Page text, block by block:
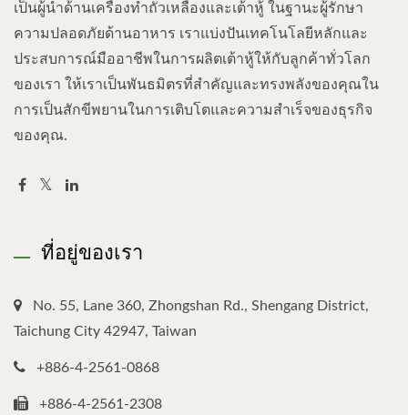
เป็นผู้นำด้านเครื่องทำถั่วเหลืองและเต้าหู้ ในฐานะผู้รักษา
ความปลอดภัยด้านอาหาร เราแบ่งปันเทคโนโลยีหลักและ
ประสบการณ์มืออาชีพในการผลิตเต้าหู้ให้กับลูกค้าทั่วโลก
ของเรา ให้เราเป็นพันธมิตรที่สำคัญและทรงพลังของคุณใน
การเป็นสักขีพยานในการเติบโตและความสำเร็จของธุรกิจ
ของคุณ.
ที่อยู่ของเรา
No. 55, Lane 360, Zhongshan Rd., Shengang District,
Taichung City 42947, Taiwan
+886-4-2561-0868
+886-4-2561-2308